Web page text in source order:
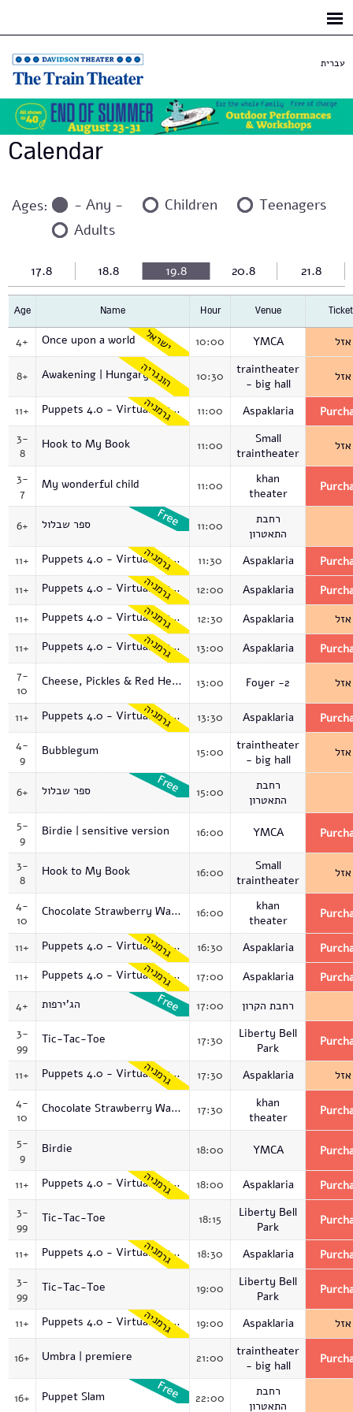
עברית
Calendar
Ages: - Any - Children
Teenagers
Adults
17.8 18.8 19.8 20.8 21.8
Age Name Hour Venue
4+ Once upon a world ישראל 10:00 YMCA אזל
8+ Awakening | Hungaryהונגריה 10:30
traintheater
- big hall
אזל
11+ Puppets 4.0 - Virtual Museumגרמניה 11:00 Aspaklaria
3-
8
Hook to My Book 11:00
Small
traintheater
אזל
3-
7
My wonderful child 11:00
khan
theater
6+ ספר שבלול 11:00
רחבת
התאטרון
11+
Puppets 4.0 - Virtual Museumגרמניה 11:30 Aspaklaria
11+
Puppets 4.0 - Virtual Museumגרמניה 12:00 Aspaklaria
11+
Puppets 4.0 - Virtual Museumגרמניה 12:30 Aspaklaria
אזל
11+
Puppets 4.0 - Virtual Museumגרמניה 13:00 Aspaklaria
7-
10
Cheese, Pickles & Red Herrings | Workshop 13:00 Foyer -2 אזל
11+ Puppets 4.0 - Virtual Museumגרמניה 13:30 Aspaklaria
4-
9
Bubblegum 15:00
traintheater
- big hall
אזל
6+ ספר שבלול 15:00
רחבת
התאטרון
5-
9
Birdie | sensitive version 16:00 YMCA
3-
8
Hook to My Book 16:00
Small
traintheater
אזל
4-
10
Chocolate Strawberry Waffle Hills 16:00
khan
theater
11+ Puppets 4.0 - Virtual Museumגרמניה 16:30 Aspaklaria
11+
Puppets 4.0 - Virtual Museumגרמניה 17:00 Aspaklaria
4+
הג'ירפות 17:00
רחבת הקרון
3-
99
Tic-Tac-Toe 17:30
Liberty Bell
Park
11+ Puppets 4.0 - Virtual Museumגרמניה 17:30 Aspaklaria
אזל
4-
10
Chocolate Strawberry Waffle Hills 17:30
khan
theater
5-
9
Birdie 18:00 YMCA
11+ Puppets 4.0 - Virtual Museumגרמניה 18:00 Aspaklaria
3-
99
Tic-Tac-Toe 18:15
Liberty Bell
Park
11+ Puppets 4.0 - Virtual Museumגרמניה 18:30 Aspaklaria
3-
99
Tic-Tac-Toe 19:00
Liberty Bell
Park
11+ Puppets 4.0 - Virtual Museumגרמניה 19:00 Aspaklaria אזל
16+ Umbra | premiere 21:00
traintheater
- big hall
16+ Puppet Slam 22:00
רחבת
התאטרון